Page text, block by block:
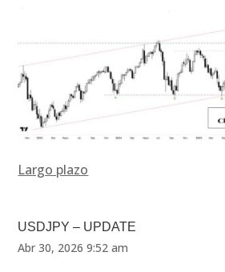
Largo plazo
USDJPY – UPDATE
Abr 30, 2026 9:52 am